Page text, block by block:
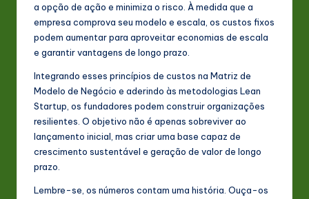
a opção de ação e minimiza o risco. À medida que a
empresa comprova seu modelo e escala, os custos fixos
podem aumentar para aproveitar economias de escala
e garantir vantagens de longo prazo.
Integrando esses princípios de custos na Matriz de
Modelo de Negócio e aderindo às metodologias Lean
Startup, os fundadores podem construir organizações
resilientes. O objetivo não é apenas sobreviver ao
lançamento inicial, mas criar uma base capaz de
crescimento sustentável e geração de valor de longo
prazo.
Lembre-se, os números contam uma história. Ouça-os